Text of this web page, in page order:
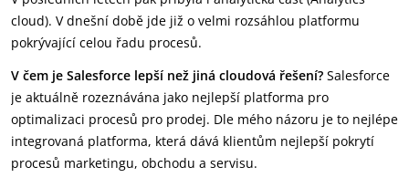
cloud). V dnešní době jde již o velmi rozsáhlou platformu
pokrývající celou řadu procesů.
V čem je Salesforce lepší než jiná cloudová řešení? Salesforce
je aktuálně rozeznávána jako nejlepší platforma pro
optimalizaci procesů pro prodej. Dle mého názoru je to nejlépe
integrovaná platforma, která dává klientům nejlepší pokrytí
procesů marketingu, obchodu a servisu.